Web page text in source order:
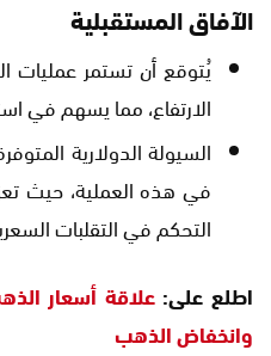
الآفاق المستقبلية
يُتوقع أن تستمر عمليات
الارتفاع، مما يسهم في
السيولة الدولارية
في هذه العملية، حيث
التحكم في التقلبات
اطلع على:
وانخفاض الذهب